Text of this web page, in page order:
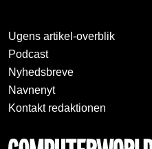
Ugens artikel-overblik
Podcast
Nyhedsbreve
Navnenyt
Kontakt redaktionen